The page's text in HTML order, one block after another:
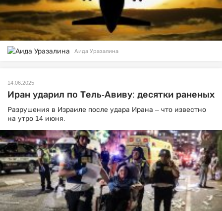
Аида Уразалина
14.06.2025
Иран ударил по Тель-Авиву: десятки раненых
Разрушения в Израиле после удара Ирана – что известно
на утро 14 июня.